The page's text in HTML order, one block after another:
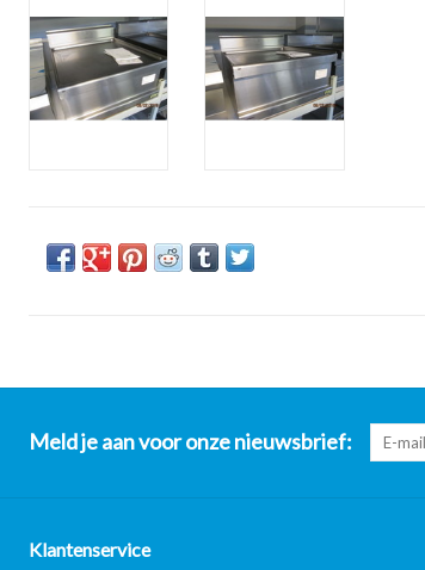
Meld je aan voor onze nieuwsbrief:
Klantenservice